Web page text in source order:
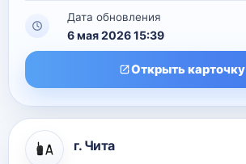
Дата обновления
6 мая 2026 15:39
Открыть карточку
г. Чита